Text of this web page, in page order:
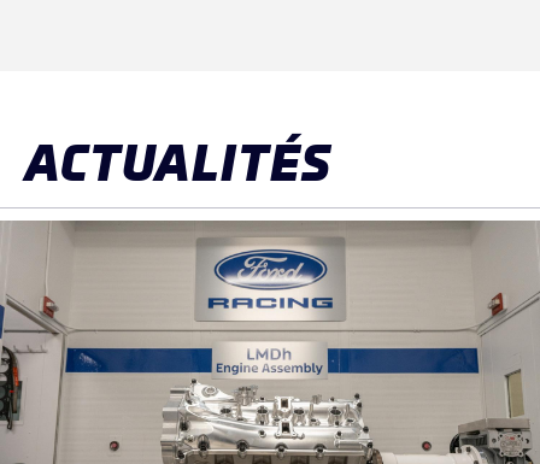
ACTUALITÉS